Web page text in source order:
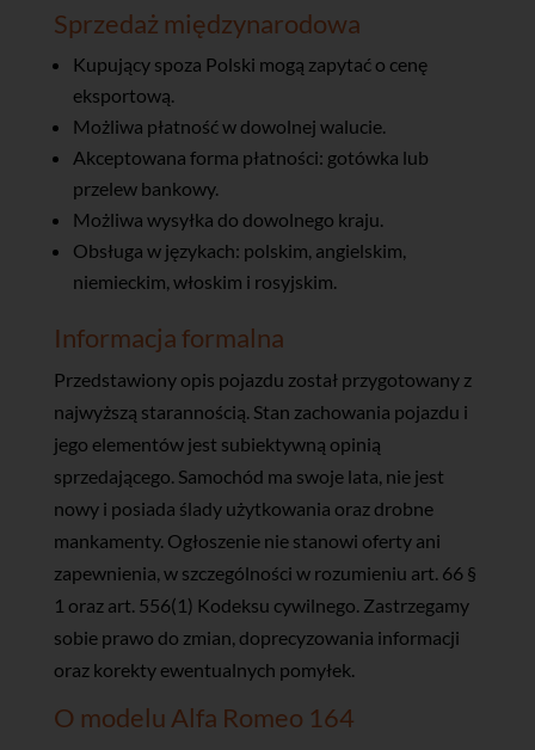
Sprzedaż międzynarodowa
Kupujący spoza Polski mogą zapytać o cenę
eksportową.
Możliwa płatność w dowolnej walucie.
Akceptowana forma płatności: gotówka lub
przelew bankowy.
Możliwa wysyłka do dowolnego kraju.
Obsługa w językach: polskim, angielskim,
niemieckim, włoskim i rosyjskim.
Informacja formalna
Przedstawiony opis pojazdu został przygotowany z
najwyższą starannością. Stan zachowania pojazdu i
jego elementów jest subiektywną opinią
sprzedającego. Samochód ma swoje lata, nie jest
nowy i posiada ślady użytkowania oraz drobne
mankamenty. Ogłoszenie nie stanowi oferty ani
zapewnienia, w szczególności w rozumieniu art. 66 §
1 oraz art. 556(1) Kodeksu cywilnego. Zastrzegamy
sobie prawo do zmian, doprecyzowania informacji
oraz korekty ewentualnych pomyłek.
O modelu Alfa Romeo 164